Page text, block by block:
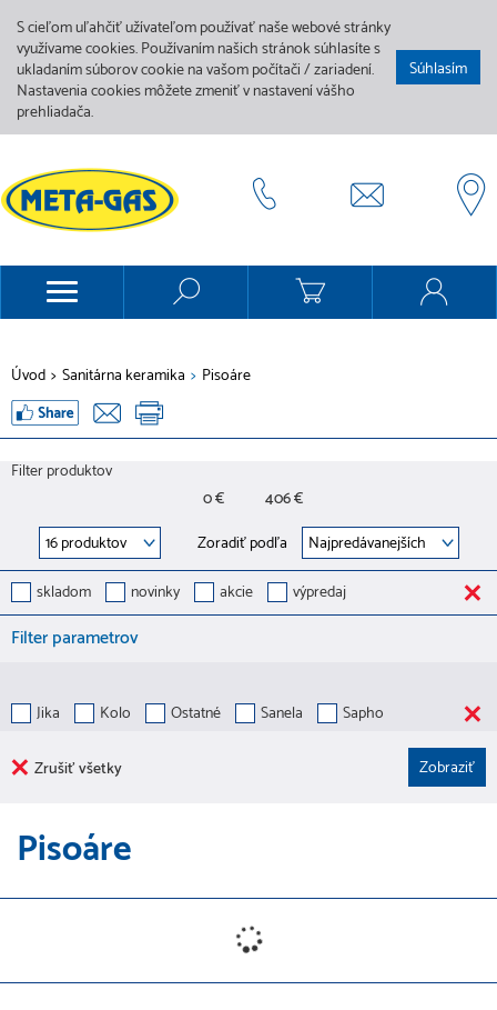
S cieľom uľahčiť užívateľom používať naše webové stránky
využívame cookies. Používaním našich stránok súhlasíte s
ukladaním súborov cookie na vašom počítači / zariadení.
Nastavenia cookies môžete zmeniť v nastavení vášho
prehliadača.
Súhlasím
Úvod > Sanitárna keramika > Pisoáre
Filter produktov
0 €
406 €
Zoradiť podľa
skladom
novinky akcie výpredaj
Filter parametrov
Jika Kolo Ostatné Sanela Sapho
Zrušiť všetky
Pisoáre